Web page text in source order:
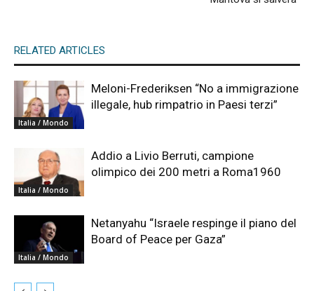
RELATED ARTICLES
Italia / Mondo
Meloni-Frederiksen “No a immigrazione
illegale, hub rimpatrio in Paesi terzi”
Italia / Mondo
Addio a Livio Berruti, campione
olimpico dei 200 metri a Roma1960
Italia / Mondo
Netanyahu “Israele respinge il piano del
Board of Peace per Gaza”